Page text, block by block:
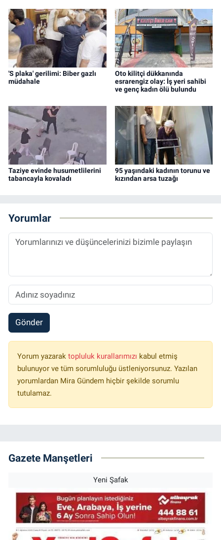
'S plaka' gerilimi: Biber gazlı
müdahale
Oto kilitçi dükkanında
esrarengiz olay: İş yeri sahibi
ve genç kadın ölü bulundu
Taziye evinde husumetlilerini
tabancayla kovaladı
95 yaşındaki kadının torunu ve
kızından arsa tuzağı
Yorumlar
Gönder
Yorum yazarak topluluk kurallarımızı kabul etmiş
bulunuyor ve tüm sorumluluğu üstleniyorsunuz. Yazılan
yorumlardan Mira Gündem hiçbir şekilde sorumlu
tutulamaz.
Gazete Manşetleri
Yeni Şafak